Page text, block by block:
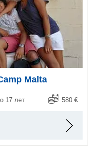
Malta
17 лет 580 €